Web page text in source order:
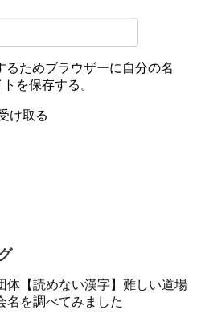
るためブラウザーに自分の名
を保存する。
け取る
体【読めない漢字】難しい道場
名を調べてみました